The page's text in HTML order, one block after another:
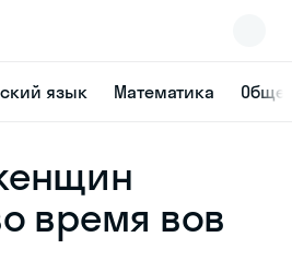
язык Математика
время вов